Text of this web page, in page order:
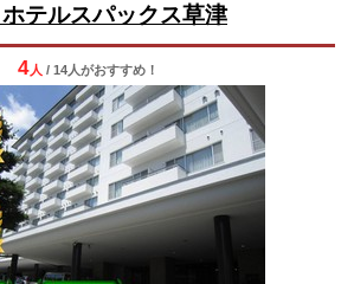
テルスパックス草津
4人 / 14人がおすすめ！